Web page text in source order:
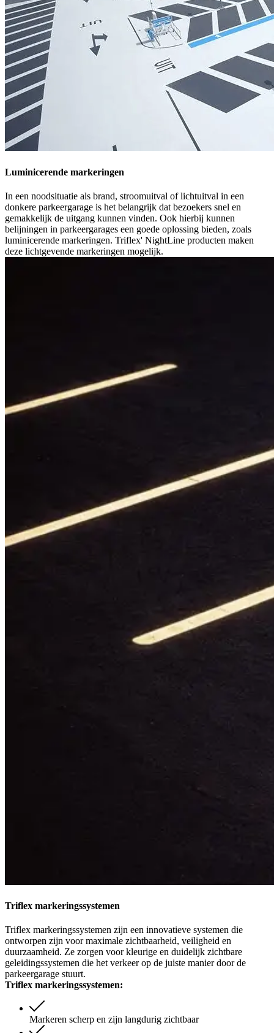
Luminicerende markeringen
In een noodsituatie als brand, stroomuitval of lichtuitval in een
donkere parkeergarage is het belangrijk dat bezoekers snel en
gemakkelijk de uitgang kunnen vinden. Ook hierbij kunnen
belijningen in parkeergarages een goede oplossing bieden, zoals
luminicerende markeringen. Triflex' NightLine producten maken
deze lichtgevende markeringen mogelijk.
Triflex markeringssystemen
Triflex markeringssystemen zijn een innovatieve systemen die
ontworpen zijn voor maximale zichtbaarheid, veiligheid en
duurzaamheid. Ze zorgen voor kleurige en duidelijk zichtbare
geleidingssystemen die het verkeer op de juiste manier door de
parkeergarage stuurt.
Triflex markeringssystemen:
Markeren scherp en zijn langdurig zichtbaar